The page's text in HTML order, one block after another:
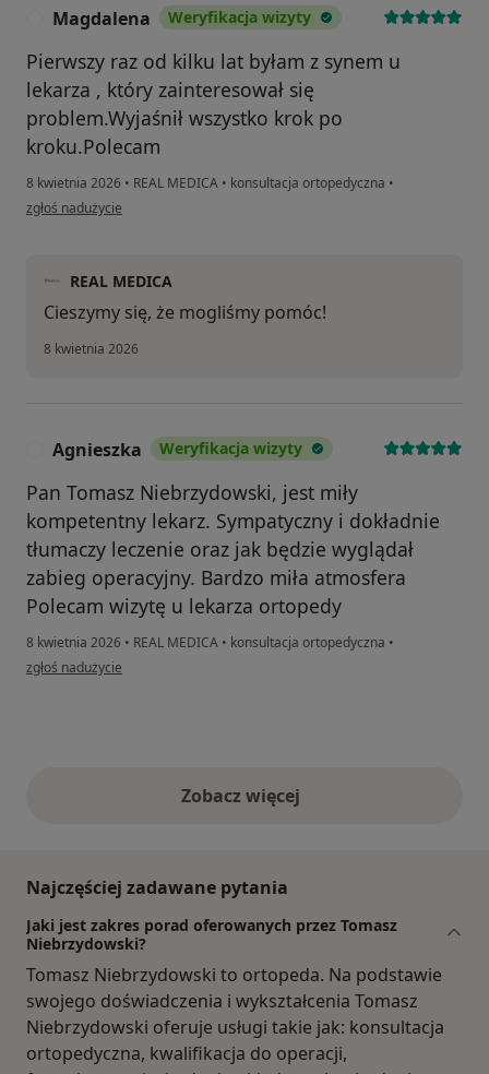
Magdalena Weryfikacja wizyty
Pierwszy raz od kilku lat byłam z synem u
lekarza , który zainteresował się
problem.Wyjaśnił wszystko krok po
kroku.Polecam
8 kwietnia 2026 • REAL MEDICA • konsultacja ortopedyczna •
w opinii użytkownika Magdalena
zgłoś nadużycie
REAL MEDICA
Cieszymy się, że mogliśmy pomóc!
8 kwietnia 2026
Agnieszka Weryfikacja wizyty
Pan Tomasz Niebrzydowski, jest miły
kompetentny lekarz. Sympatyczny i dokładnie
tłumaczy leczenie oraz jak będzie wyglądał
zabieg operacyjny. Bardzo miła atmosfera
Polecam wizytę u lekarza ortopedy
8 kwietnia 2026 • REAL MEDICA • konsultacja ortopedyczna •
w opinii użytkownika Agnieszka
zgłoś nadużycie
Zobacz więcejopinie powyżej
Najczęściej zadawane pytania
Jaki jest zakres porad oferowanych przez Tomasz
Niebrzydowski?
Tomasz Niebrzydowski to ortopeda. Na podstawie
swojego doświadczenia i wykształcenia Tomasz
Niebrzydowski oferuje usługi takie jak: konsultacja
ortopedyczna, kwalifikacja do operacji,